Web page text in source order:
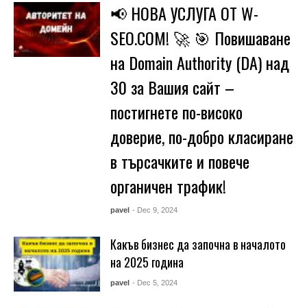
📢 НОВА УСЛУГА ОТ W-
SEO.COM! 🚀 🎯 Повишаване
на Domain Authority (DA) над
30 за Вашия сайт –
постигнете по-високо
доверие, по-добро класиране
в търсачките и повече
органичен трафик!
pavel - Dec 9, 2024
Какъв бизнес да започна в началото
на 2025 година
pavel - Dec 5, 2024